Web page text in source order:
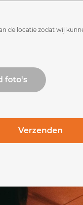
de locatie zodat wij